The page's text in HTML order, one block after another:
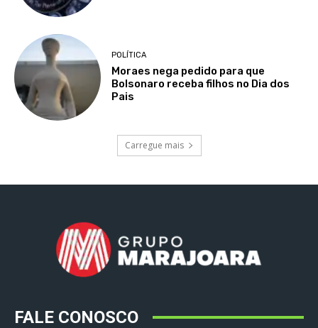
POLÍTICA
Moraes nega pedido para que
Bolsonaro receba filhos no Dia dos
Pais
Carregue mais
FALE CONOSCO